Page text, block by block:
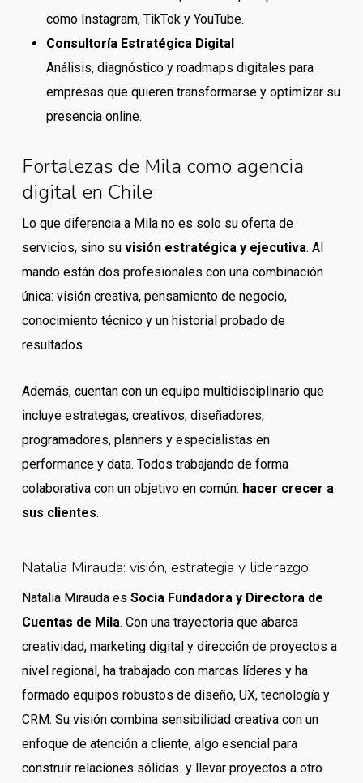
como Instagram, TikTok y YouTube.
Consultoría Estratégica Digital
Análisis, diagnóstico y roadmaps digitales para
empresas que quieren transformarse y optimizar su
presencia online.
Fortalezas de Mila como agencia
digital en Chile
Lo que diferencia a Mila no es solo su oferta de
servicios, sino su visión estratégica y ejecutiva. Al
mando están dos profesionales con una combinación
única: visión creativa, pensamiento de negocio,
conocimiento técnico y un historial probado de
resultados.
Además, cuentan con un equipo multidisciplinario que
incluye estrategas, creativos, diseñadores,
programadores, planners y especialistas en
performance y data. Todos trabajando de forma
colaborativa con un objetivo en común: hacer crecer a
sus clientes.
Natalia Mirauda: visión, estrategia y liderazgo
Natalia Mirauda es Socia Fundadora y Directora de
Cuentas de Mila. Con una trayectoria que abarca
creatividad, marketing digital y dirección de proyectos a
nivel regional, ha trabajado con marcas líderes y ha
formado equipos robustos de diseño, UX, tecnología y
CRM. Su visión combina sensibilidad creativa con un
enfoque de atención a cliente, algo esencial para
construir relaciones sólidas y llevar proyectos a otro